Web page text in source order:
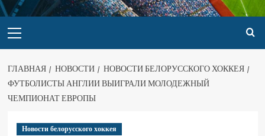
ГЛАВНАЯ НОВОСТИ
НОВОСТИ БЕЛОРУССКОГО ХОККЕЯ
ФУТБОЛИСТЫ АНГЛИИ ВЫИГРАЛИ МОЛОДЕЖНЫЙ
ЧЕМПИОНАТ ЕВРОПЫ
Новости белорусского хоккея